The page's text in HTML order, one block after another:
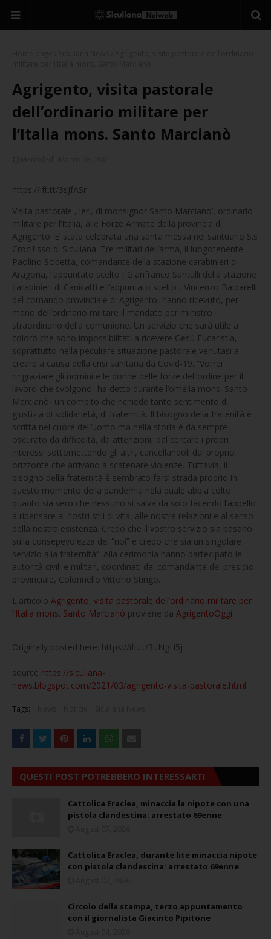
Agrigento, visita pastorale
dell’ordinario militare per
l’Italia mons. Santo Marcianò
https://ift.tt/3sJfASr
Visita pastorale , ieri, di monsignor Santo Marciano’, ordinario
militare per l’Italia, alle Forze Armate della provincia di
Agrigento. E’ stata celebrata una santa messa nel santuario S.s
Crocifisso di Siculiana. Tre militari dell’arma, il luogotenente
Paolino Scibetta, comandante della stazione carabinieri di
Aragona, l’appuntato scelto , Gianfranco Santulli della stazione
carabinieri di Canicattì e l’appuntato scelto , Vincenzo Baldarelli
del comando provinciale di Agrigento, hanno ricevuto, per
mano dell’ordinario militare il mandato per ministro
straordinario della comunione. Un servizio che sarà utile a
coloro che sono impossibilitati a ricevere Gesù Eucaristia,
soprattutto nella peculiare situazione pastorale venutasi a
creare a causa della crisi sanitaria da Covid-19. “Vorrei
ringraziare gli uomini e le donne delle forze dell’ordine per il
lavoro che svolgono- ha detto durante l’omelia mons. Santo
Marcianò- un compito che richiede tanto sentimento di
giustizia di solidarietà, di fraternità. Il bisogno della fratenità è
scritta nel cuore dell’uomo ma nella storia è da sempre
oscurato da difficoltà, da attenzioni, dal cercare i propri
interessi sottomettendo gli altri, cancellandoli dal proprio
orizzonte che arrivano a scatenare violenze. Tuttavia, il
bisogno della fraternità è sembrato farsi strada proprio in
questo momento della pandemia nela quale abbia colto
quanto sia vero che nessuno si salva da solo facendo l’appello
a ripensare ai nostri stili di vita, alle nostre relazioni e al senso
della nostra esistenza. Credo che il vostro servizio sia basano
sulla consepevolezza del “noi” e credo che sia un singolare
servizio alla fraternità”. Alla cerimonia hanno partecipato le
autorità civili e militari, coordinati dal comandante del presidio
provinciale, Colonnello Vittorio Stingo.
L'articolo Agrigento, visita pastorale dell’ordinario militare per
l’Italia mons. Santo Marcianò proviene da AgrigentoOggi.
Originally posted here: https://ift.tt/3uNgH5j
source https://siculiana-
news.blogspot.com/2021/03/agrigento-visita-pastorale.html
Tags:
QUESTI POST POTREBBERO INTERESSARTI
Cattolica Eraclea, minaccia la nipote con una
pistola clandestina: arrestato 69enne
Cattolica Eraclea, durante lite minaccia nipote
con pistola clandestina: arrestato 69enne
Circolo della stampa, terzo appuntamento
con il giornalista Giacinto Pipitone